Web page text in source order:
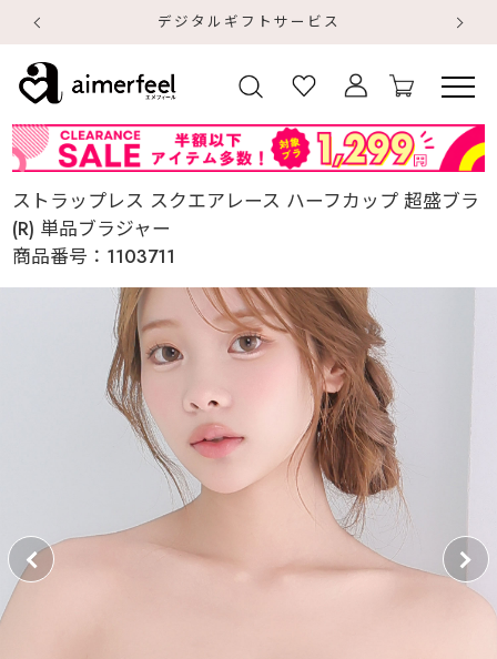
デジタルギフトサービス
ストラップレス スクエアレース ハーフカップ 超盛ブラ
(R) 単品ブラジャー
商品番号： 1103711